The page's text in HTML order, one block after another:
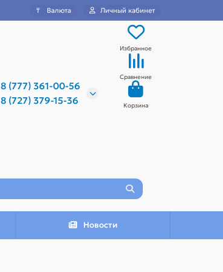
₸ Валюта Личный кабинет
8 (777) 361-00-56
8 (727) 379-15-36
Избранное
Сравнение
Корзина
Новости